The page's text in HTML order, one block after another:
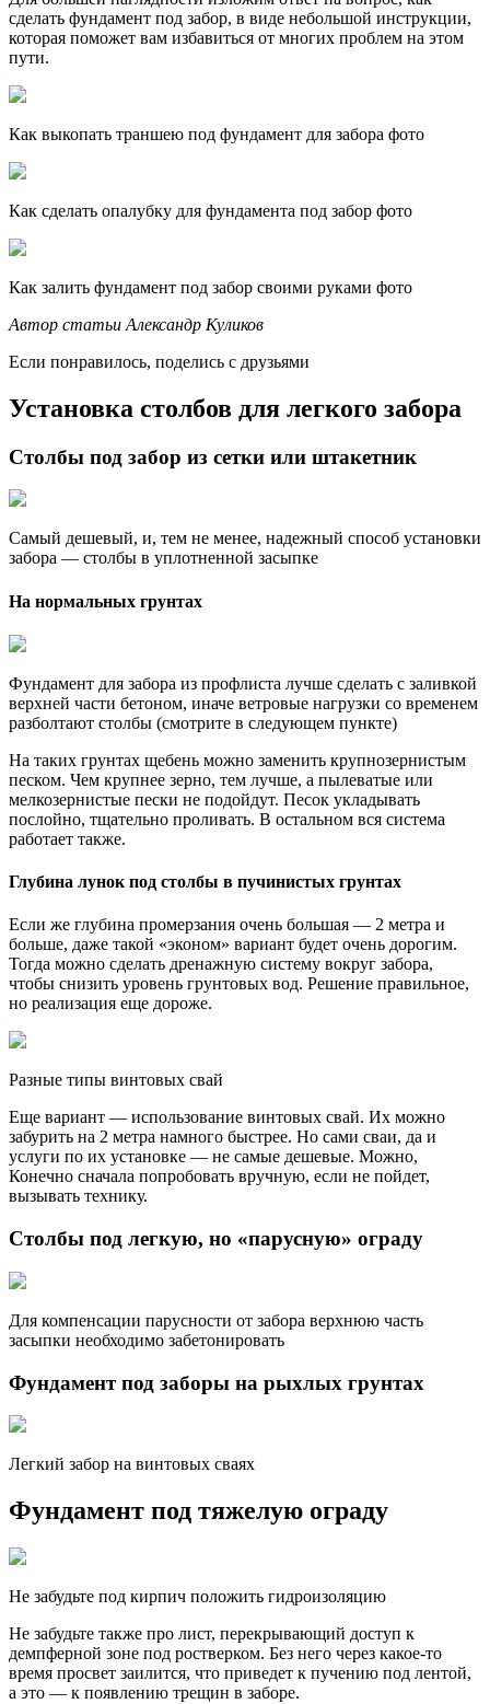
сделать фундамент под забор, в виде небольшой инструкции,
которая поможет вам избавиться от многих проблем на этом
пути.
Как выкопать траншею под фундамент для забора фото
Как сделать опалубку для фундамента под забор фото
Как залить фундамент под забор своими руками фото
Автор статьи Александр Куликов
Если понравилось, поделись с друзьями
Установка столбов для легкого забора
Столбы под забор из сетки или штакетник
Самый дешевый, и, тем не менее, надежный способ установки
забора — столбы в уплотненной засыпке
На нормальных грунтах
Фундамент для забора из профлиста лучше сделать с заливкой
верхней части бетоном, иначе ветровые нагрузки со временем
разболтают столбы (смотрите в следующем пункте)
На таких грунтах щебень можно заменить крупнозернистым
песком. Чем крупнее зерно, тем лучше, а пылеватые или
мелкозернистые пески не подойдут. Песок укладывать
послойно, тщательно проливать. В остальном вся система
работает также.
Глубина лунок под столбы в пучинистых грунтах
Если же глубина промерзания очень большая — 2 метра и
больше, даже такой «эконом» вариант будет очень дорогим.
Тогда можно сделать дренажную систему вокруг забора,
чтобы снизить уровень грунтовых вод. Решение правильное,
но реализация еще дороже.
Разные типы винтовых свай
Еще вариант — использование винтовых свай. Их можно
забурить на 2 метра намного быстрее. Но сами сваи, да и
услуги по их установке — не самые дешевые. Можно,
Конечно сначала попробовать вручную, если не пойдет,
вызывать технику.
Столбы под легкую, но «парусную» ограду
Для компенсации парусности от забора верхнюю часть
засыпки необходимо забетонировать
Фундамент под заборы на рыхлых грунтах
Легкий забор на винтовых сваях
Фундамент под тяжелую ограду
Не забудьте под кирпич положить гидроизоляцию
Не забудьте также про лист, перекрывающий доступ к
демпферной зоне под ростверком. Без него через какое-то
время просвет заилится, что приведет к пучению под лентой,
а это — к появлению трещин в заборе.